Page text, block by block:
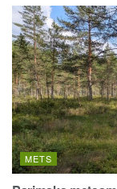
METS